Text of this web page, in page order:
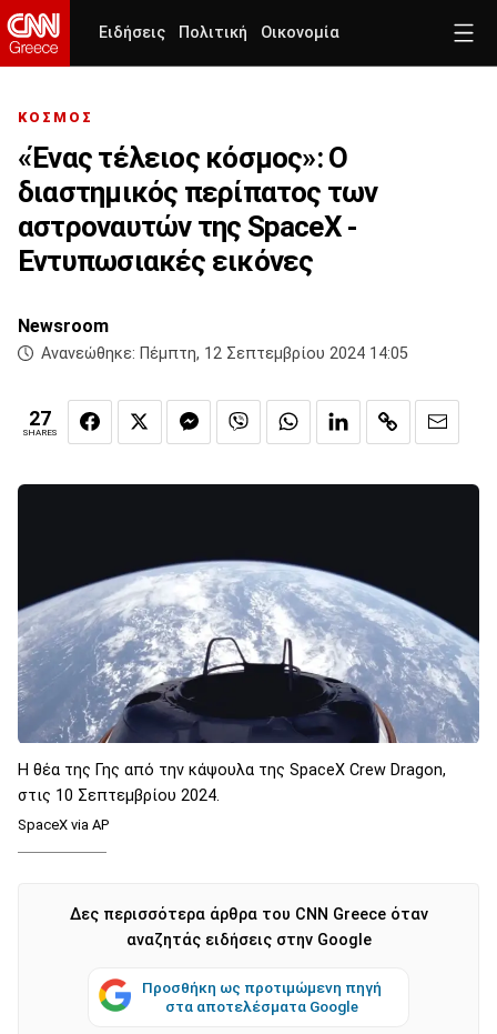
Ειδήσεις Πολιτική Οικονομία
ΚΟΣΜΟΣ
«Ένας τέλειος κόσμος»: Ο
διαστημικός περίπατος των
αστροναυτών της SpaceX -
Εντυπωσιακές εικόνες
Newsroom
Ανανεώθηκε: Πέμπτη, 12 Σεπτεμβρίου 2024 14:05
27
SHARES
Η θέα της Γης από την κάψουλα της SpaceX Crew Dragon,
στις 10 Σεπτεμβρίου 2024.
SpaceX via AP
Δες περισσότερα άρθρα του CNN Greece όταν
αναζητάς ειδήσεις στην Google
Προσθήκη ως προτιμώμενη πηγή
στα αποτελέσματα Google